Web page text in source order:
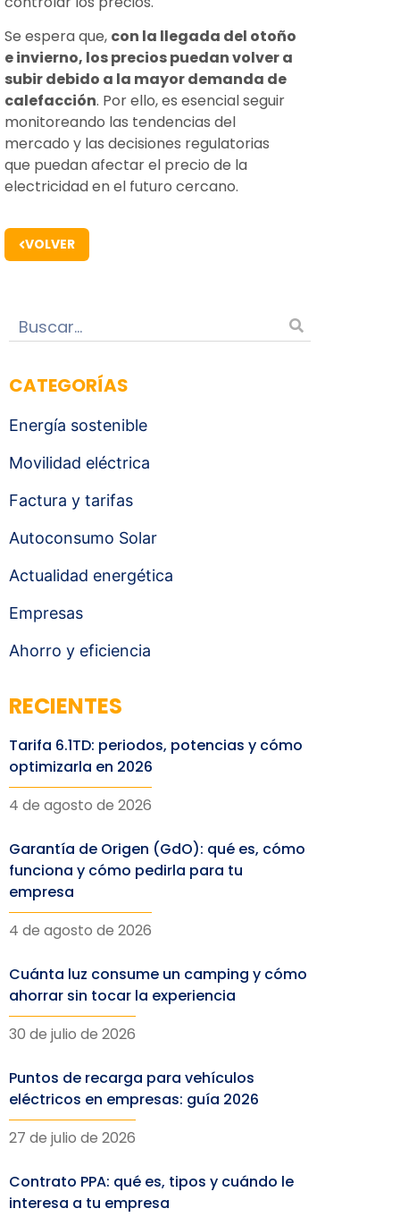
Se espera que, con la llegada del otoño
e invierno, los precios puedan volver a
subir debido a la mayor demanda de
calefacción. Por ello, es esencial seguir
monitoreando las tendencias del
mercado y las decisiones regulatorias
que puedan afectar el precio de la
electricidad en el futuro cercano.
VOLVER
CATEGORÍAS
Energía sostenible
Movilidad eléctrica
Factura y tarifas
Autoconsumo Solar
Actualidad energética
Empresas
Ahorro y eficiencia
RECIENTES
Tarifa 6.1TD: periodos, potencias y cómo
optimizarla en 2026
4 de agosto de 2026
Garantía de Origen (GdO): qué es, cómo
funciona y cómo pedirla para tu
empresa
4 de agosto de 2026
Cuánta luz consume un camping y cómo
ahorrar sin tocar la experiencia
30 de julio de 2026
Puntos de recarga para vehículos
eléctricos en empresas: guía 2026
27 de julio de 2026
Contrato PPA: qué es, tipos y cuándo le
interesa a tu empresa